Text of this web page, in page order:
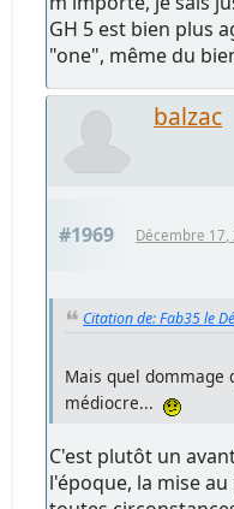
GH 5 est bien plus
"one", même du
balzac
#1969 Décembre 17,
Citation de: Fab35 le
Mais quel dommage
médiocre...
C'est plutôt un
l'époque, la mise